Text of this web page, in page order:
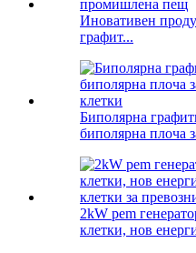
Иновативен
графит...
Биполярна
биполярна плоча
2kW pem
клетки, нов